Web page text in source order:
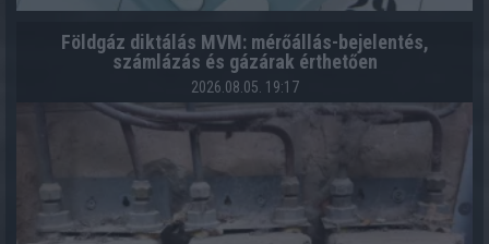
Földgáz diktálás MVM: mérőállás-bejelentés,
számlázás és gázárak érthetően
2026.08.05. 19:17